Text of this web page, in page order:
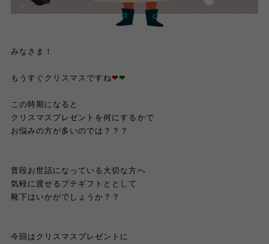
みなさま！
もうすぐクリスマスですね ❤︎ ❤︎
この時期になると
クリスマスプレゼントを何にするかで
お悩みの方が多いのでは？？？
普段お世話になっている大切な方へ
気軽に渡せるプチギフトととして
靴下はいかがでしょうか？？
今回はクリスマスプレゼントに